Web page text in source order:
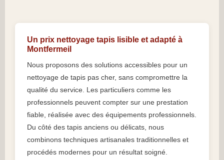
Un prix nettoyage tapis lisible et adapté à
Montfermeil
Nous proposons des solutions accessibles pour un
nettoyage de tapis pas cher, sans compromettre la
qualité du service. Les particuliers comme les
professionnels peuvent compter sur une prestation
fiable, réalisée avec des équipements professionnels.
Du côté des tapis anciens ou délicats, nous
combinons techniques artisanales traditionnelles et
procédés modernes pour un résultat soigné.